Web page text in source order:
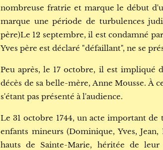
nombreuse fratrie et marque le début
marque une période de turbulences
père)Le 12 septembre, il est condamné
Yves père est déclaré "défaillant", ne se
Peu après, le 17 octobre, il est impliqué
décès de sa belle-mère, Anne Mousse. À
s'étant pas présenté à l'audience.
Le 31 octobre 1744, un acte important
enfants mineurs (Dominique, Yves,
hauts de Sainte-Marie, héritée de